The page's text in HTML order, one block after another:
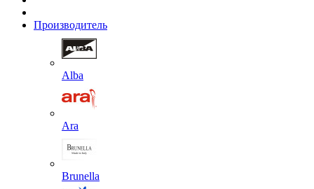
Производитель
Alba
Ara
Brunella